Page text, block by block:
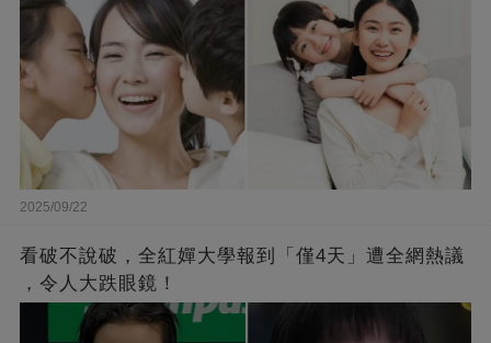
2025/09/22
看破不說破，全紅嬋大學報到「僅4天」遭全網熱議
，令人大跌眼鏡！